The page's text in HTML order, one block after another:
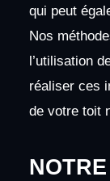
qui peut
Nos
l’utilisation
réaliser ces
de votre toit